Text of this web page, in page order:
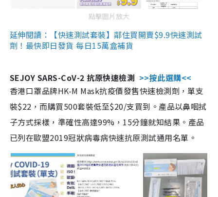
點擊圖片放大
延伸閱讀：【快速測試套裝】鄰住買開賣$9.9快速測試
劑！最快即日發貨 每日15萬盒補貨
SEJOY SARS-CoV-2 抗原快速檢測 >>按此選購<<
香港口罩品牌HK-M Mask抗疫價發售快速檢測劑，單支
裝$22，而購買500套裝低至$20/支買到。產品以鼻咽拭
子方式採樣，準確性高達99%，15分鐘就知結果。產品
已列在歐盟2019冠狀病毒病快速抗原測試通用名單。